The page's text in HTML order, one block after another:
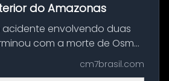
do Amazonas
acidente envolvendo duas
com a morte de Osmar
de 38 anos, no município
do Uatumã, no interior do
cm7brasil.com